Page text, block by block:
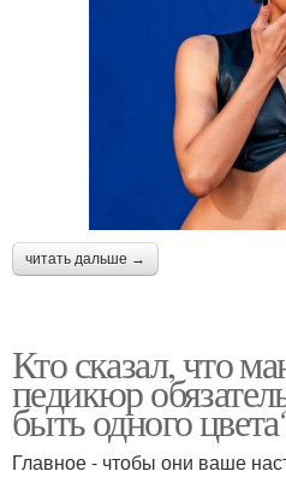
читать дальше →
Кто сказал, что
педикюр
быть одного
Главное - чтобы они ваше